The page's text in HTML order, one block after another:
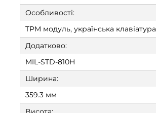
Особливості:
TPM модуль, українська клавіатура
Додатково:
MIL-STD-810H
Ширина:
359.3 мм